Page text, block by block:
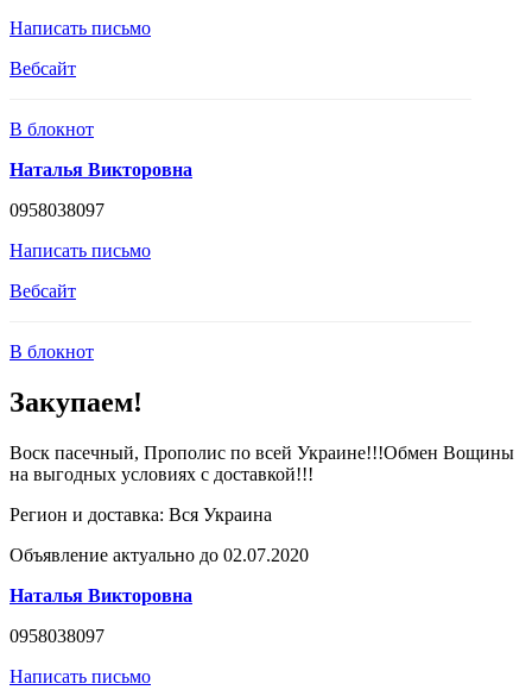
Написать письмо
Вебсайт
В блокнот
Наталья Викторовна
0958038097
Написать письмо
Вебсайт
В блокнот
Закупаем!
Воск пасечный, Прополис по всей Украине!!!Обмен Вощины
на выгодных условиях с доставкой!!!
Регион и доставка: Вся Украина
Объявление актуально до 02.07.2020
Наталья Викторовна
0958038097
Написать письмо